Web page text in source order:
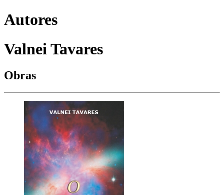
Autores
Valnei Tavares
Obras